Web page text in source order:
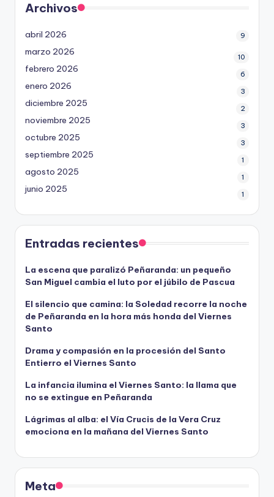
Archivos
abril 2026 9
marzo 2026 10
febrero 2026 6
enero 2026 3
diciembre 2025 2
noviembre 2025 3
octubre 2025 3
septiembre 2025 1
agosto 2025 1
junio 2025 1
Entradas recientes
La escena que paralizó Peñaranda: un pequeño
San Miguel cambia el luto por el júbilo de Pascua
El silencio que camina: la Soledad recorre la noche
de Peñaranda en la hora más honda del Viernes
Santo
Drama y compasión en la procesión del Santo
Entierro el Viernes Santo
La infancia ilumina el Viernes Santo: la llama que
no se extingue en Peñaranda
Lágrimas al alba: el Vía Crucis de la Vera Cruz
emociona en la mañana del Viernes Santo
Meta